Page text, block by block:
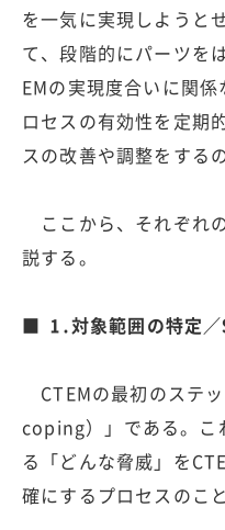
を一気に実現しようと
て、段階的にパーツを
EMの実現度合いに関
ロセスの有効性を定期
スの改善や調整をする
ここから、それぞれ
説する。
■ 1.対象範囲の特定／
CTEMの最初のステ
coping）」である。こ
る「どんな脅威」を
確にするプロセスのこと